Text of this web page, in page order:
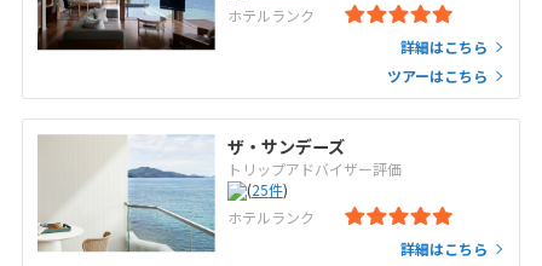
ホテルランク
詳細はこちら
ツアーはこちら
ザ・サンデーズ
トリップアドバイザー評価
(25件)
ホテルランク
詳細はこちら